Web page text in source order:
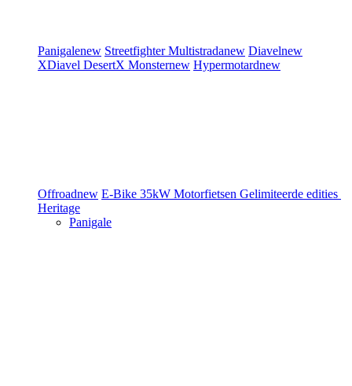
Panigalenew StreetfighterMultistradanew Diavelnew
XDiavel DesertX Monsternew Hypermotardnew
Offroadnew E-Bike 35kW Motorfietsen Gelimiteerde edities
Heritage
Panigale